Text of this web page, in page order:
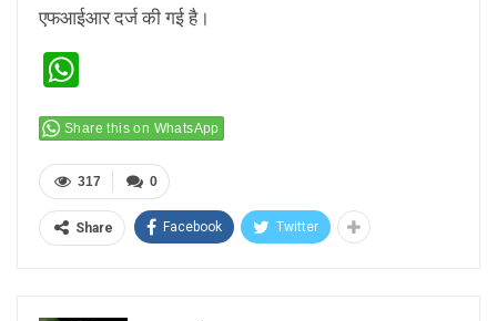
एफआईआर दर्ज की गई है।
Share this on WhatsApp
0
317
Share Facebook Twitter